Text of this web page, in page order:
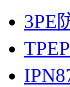
3PE